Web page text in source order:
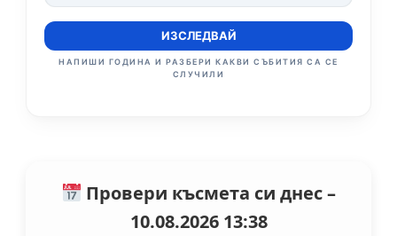
ИЗСЛЕДВАЙ
НАПИШИ ГОДИНА И РАЗБЕРИ КАКВИ СЪБИТИЯ СА СЕ
СЛУЧИЛИ
Провери късмета си днес –
10.08.2026 13:38